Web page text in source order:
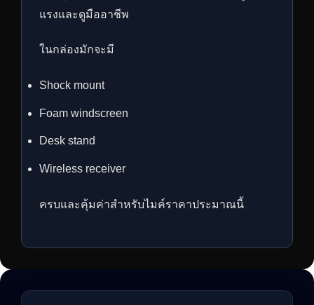
แรงและดูมืออาชีพ
ในกล่องมักจะมี
Shock mount
Foam windscreen
Desk stand
Wireless receiver
ครบและคุ้มค่าสำหรับไมค์ราคาประมาณนี้